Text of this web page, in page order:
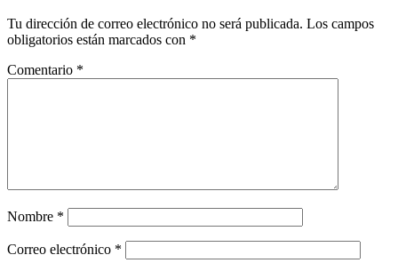
Tu dirección de correo electrónico no será publicada. Los campos
obligatorios están marcados con *
Comentario *
Nombre *
Correo electrónico *